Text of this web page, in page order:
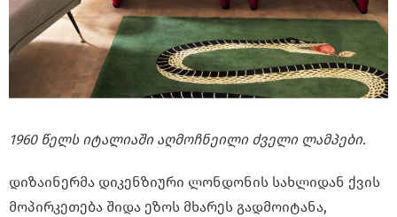
1960 წელს იტალიაში აღმოჩნეილი ძველი ლამპები.
დიზაინერმა დიკენზიური ლონდონის სახლიდან ქვის
მოპირკეთება შიდა ეზოს მხარეს გადმოიტანა,